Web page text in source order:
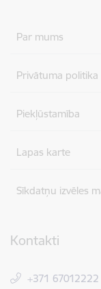
Par mums
Privātuma politika
Piekļūstamība
Lapas karte
Sīkdatņu izvēles
Kontakti
+371 67012222